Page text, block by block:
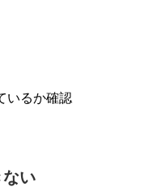
いるか確認
い